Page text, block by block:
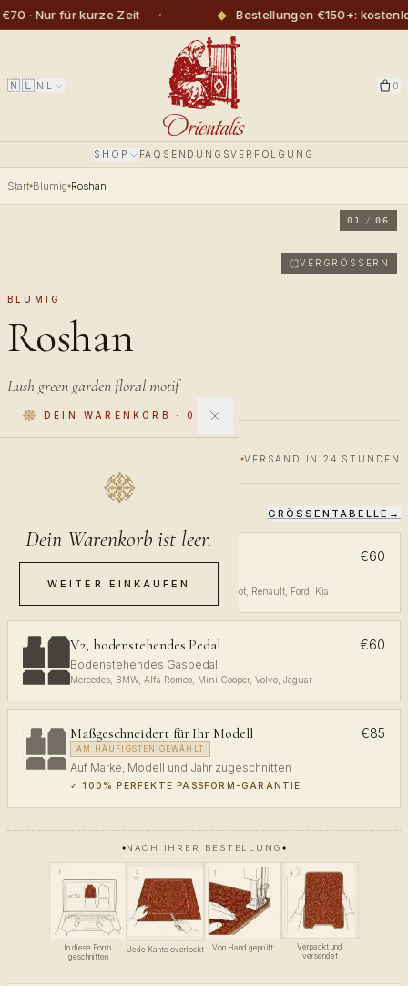
Nur für kurze Zeit · Bestellungen €150+:
🇳🇱 NL 0
SHOP FAQ SENDUNGSVERFOLGUNG
DEIN WARENKORB · 0
Dein Warenkorb ist leer.
WEITER EINKAUFEN
Start Blumig Roshan
VERGRÖSSERN
01 / 06
BLUMIG
Roshan
Lush green garden floral motif
VERSAND IN 24 STUNDEN
GRÖSSENTABELLE →
€60
Volkswagen, Audi, Toyota, Opel, Peugeot, Renault, Ford, Kia
V2, bodenstehendes Pedal €60
Bodenstehendes Gaspedal
Mercedes, BMW, Alfa Romeo, Mini Cooper, Volvo, Jaguar
Maßgeschneidert für Ihr Modell
AM HÄUFIGSTEN GEWÄHLT
€85
Auf Marke, Modell und Jahr zugeschnitten
✓ 100% PERFEKTE PASSFORM-GARANTIE
NACH IHRER BESTELLUNG
1
In diese Form
geschnitten
2
Jede Kante overlockt
3
Von Hand geprüft
4
Verpackt und
versendet